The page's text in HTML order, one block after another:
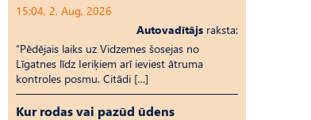
15:04, 2. Aug, 2026
Autovadītājs raksta:
“Pēdējais laiks uz Vid­ze­mes šosejas no
Līgatnes līdz Ieriķiem arī ieviest ātruma
kontroles posmu. Citādi […]
Kur rodas vai pazūd ūdens